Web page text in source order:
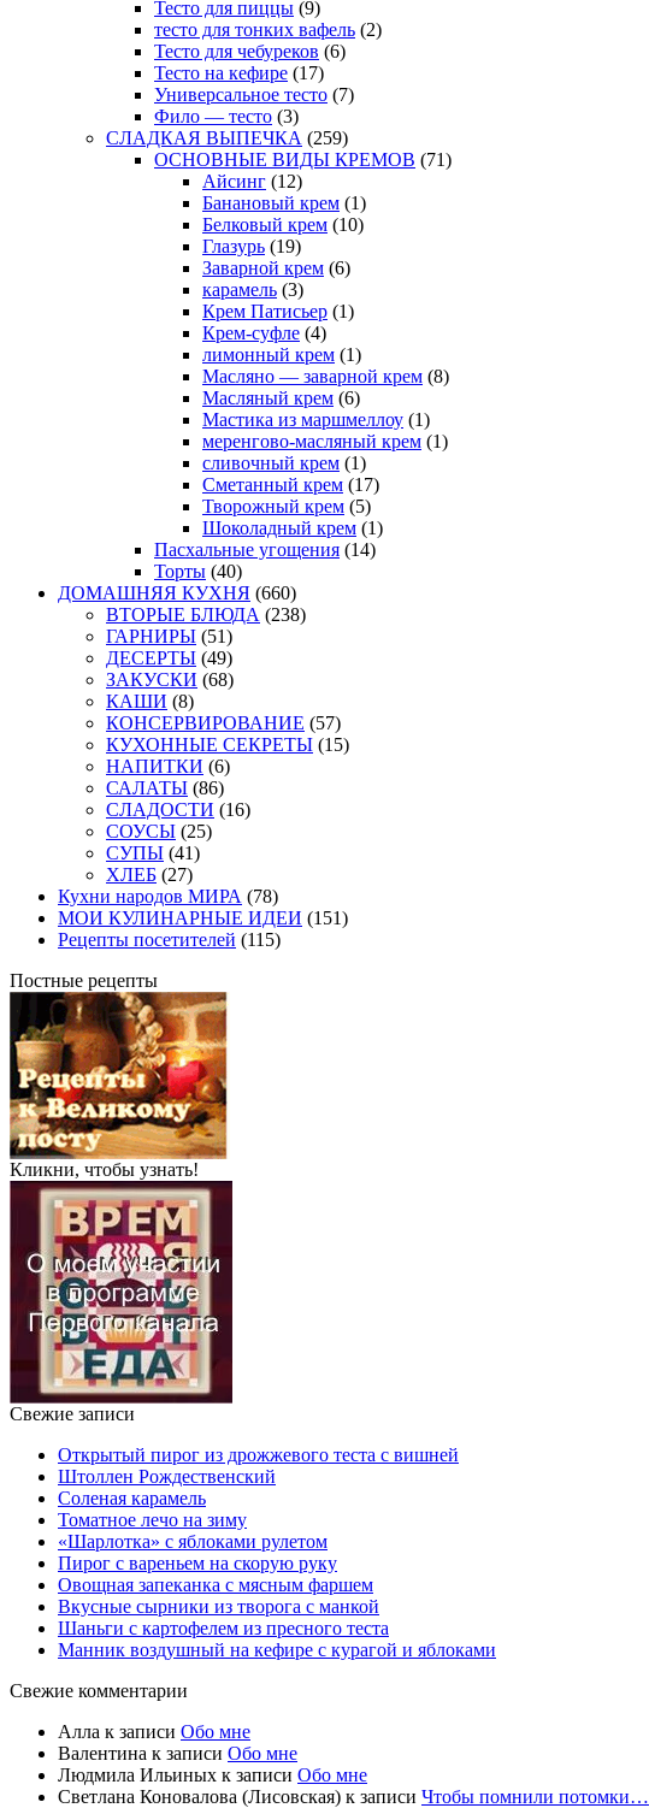
Тесто для пиццы (9)
тесто для тонких вафель (2)
Тесто для чебуреков (6)
Тесто на кефире (17)
Универсальное тесто (7)
Фило — тесто (3)
СЛАДКАЯ ВЫПЕЧКА (259)
ОСНОВНЫЕ ВИДЫ КРЕМОВ (71)
Айсинг (12)
Банановый крем (1)
Белковый крем (10)
Глазурь (19)
Заварной крем (6)
карамель (3)
Крем Патисьер (1)
Крем-суфле (4)
лимонный крем (1)
Масляно — заварной крем (8)
Масляный крем (6)
Мастика из маршмеллоу (1)
меренгово-масляный крем (1)
сливочный крем (1)
Сметанный крем (17)
Творожный крем (5)
Шоколадный крем (1)
Пасхальные угощения (14)
Торты (40)
ДОМАШНЯЯ КУХНЯ (660)
ВТОРЫЕ БЛЮДА (238)
ГАРНИРЫ (51)
ДЕСЕРТЫ (49)
ЗАКУСКИ (68)
КАШИ (8)
КОНСЕРВИРОВАНИЕ (57)
КУХОННЫЕ СЕКРЕТЫ (15)
НАПИТКИ (6)
САЛАТЫ (86)
СЛАДОСТИ (16)
СОУСЫ (25)
СУПЫ (41)
ХЛЕБ (27)
Кухни народов МИРА (78)
МОИ КУЛИНАРНЫЕ ИДЕИ (151)
Рецепты посетителей (115)
Постные рецепты
Кликни, чтобы узнать!
Свежие записи
Открытый пирог из дрожжевого теста с вишней
Штоллен Рождественский
Соленая карамель
Томатное лечо на зиму
«Шарлотка» с яблоками рулетом
Пирог с вареньем на скорую руку
Овощная запеканка с мясным фаршем
Вкусные сырники из творога с манкой
Шаньги с картофелем из пресного теста
Манник воздушный на кефире с курагой и яблоками
Свежие комментарии
Алла к записи Обо мне
Валентина к записи Обо мне
Людмила Ильиных к записи Обо мне
Светлана Коновалова (Лисовская) к записи Чтобы помнили потомки…